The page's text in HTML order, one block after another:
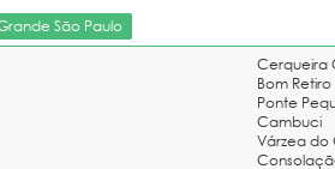
São Paulo
Cerqueira
Bom Retiro
Ponte
Cambuci
Várzea do